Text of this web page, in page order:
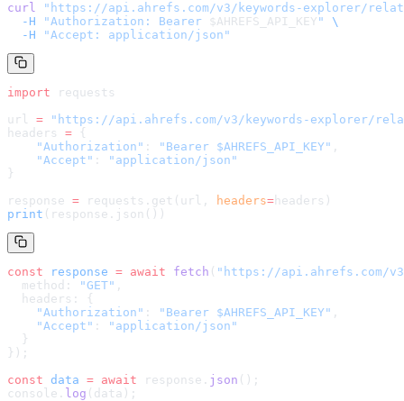
curl " https://api.ahrefs.com/v3/keywords-explorer/
  -H
"Authorization: Bearer $AHREFS_API_KEY "
\
  -H
"Accept: application/json"
import requests
url = " https://api.ahrefs.com/v3/keywords-explorer/
headers = {
    "Authorization"
: "Bearer $AHREFS_API_KEY" ,
    "Accept"
:
"application/json"
}
response = requests.get(url, headers= headers )
print (response.json())
const response = await fetch ( " https://api.ahrefs.com/
  method:
"GET" ,
  headers: {
    "Authorization"
: "Bearer $AHREFS_API_KEY" ,
    "Accept"
:
"application/json"
  }
});
const data = await response. json ();
console. log (data);